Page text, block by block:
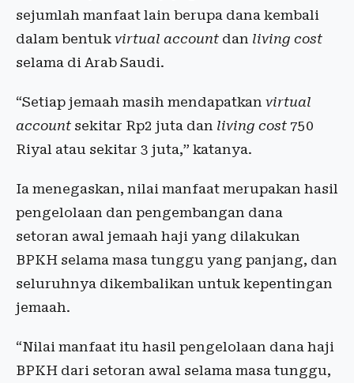
sejumlah manfaat lain berupa dana kembali
dalam bentuk virtual account dan living cost
selama di Arab Saudi.
“Setiap jemaah masih mendapatkan virtual
account sekitar Rp2 juta dan living cost 750
Riyal atau sekitar 3 juta,” katanya.
Ia menegaskan, nilai manfaat merupakan hasil
pengelolaan dan pengembangan dana
setoran awal jemaah haji yang dilakukan
BPKH selama masa tunggu yang panjang, dan
seluruhnya dikembalikan untuk kepentingan
jemaah.
“Nilai manfaat itu hasil pengelolaan dana haji
BPKH dari setoran awal selama masa tunggu,